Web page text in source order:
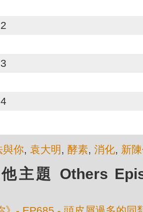
與你, 袁大明 , 酵素, 消化, 新
主題 Others